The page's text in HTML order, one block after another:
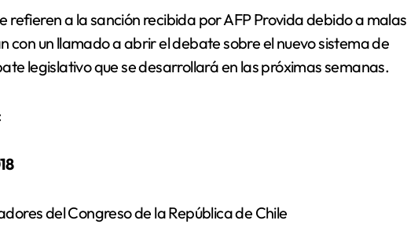
refieren a la sanción recibida por AFP Provida debido a malas
un llamado a abrir el debate sobre el nuevo sistema de
legislativo que se desarrollará en las próximas semanas.
del Congreso de la República de Chile